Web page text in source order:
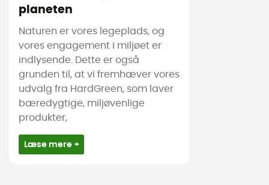
planeten
Naturen er vores legeplads, og
vores engagement i miljøet er
indlysende. Dette er også
grunden til, at vi fremhæver vores
udvalg fra HardGreen, som laver
bæredygtige, miljøvenlige
produkter,
Læse mere +